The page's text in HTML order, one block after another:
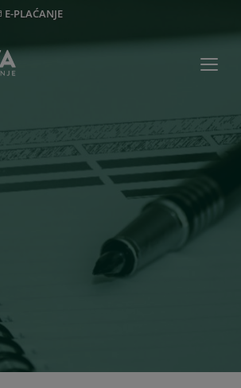
E-PLAĆANJE
+382 20 40 30 20